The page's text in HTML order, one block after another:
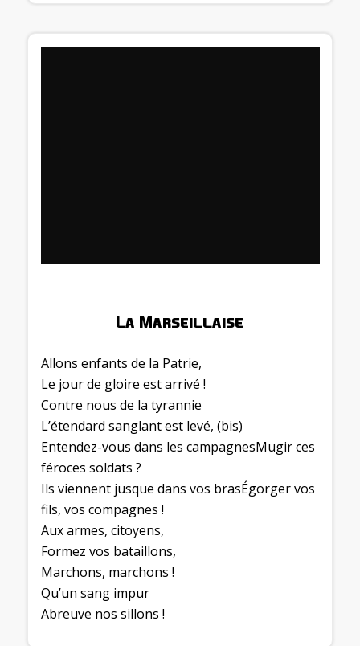
La Marseillaise
Allons enfants de la Patrie,
Le jour de gloire est arrivé !
Contre nous de la tyrannie
L’étendard sanglant est levé, (bis)
Entendez-vous dans les campagnesMugir ces
féroces soldats ?
Ils viennent jusque dans vos brasÉgorger vos
fils, vos compagnes !
Aux armes, citoyens,
Formez vos bataillons,
Marchons, marchons !
Qu’un sang impur
Abreuve nos sillons !